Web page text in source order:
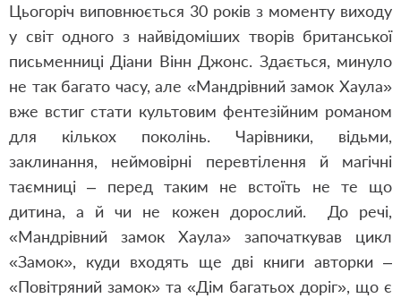
Цьогоріч виповнюється 30 років з моменту виходу
у світ одного з найвідоміших творів британської
письменниці Діани Вінн Джонс. Здається, минуло
не так багато часу, але «Мандрівний замок Хаула»
вже встиг стати культовим фентезійним романом
для кількох поколінь. Чарівники, відьми,
заклинання, неймовірні перевтілення й магічні
таємниці – перед таким не встоїть не те що
дитина, а й чи не кожен дорослий. До речі,
«Мандрівний замок Хаула» започаткував цикл
«Замок», куди входять ще дві книги авторки –
«Повітряний замок» та «Дім багатьох доріг», що є